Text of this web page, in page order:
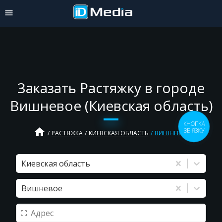
Заказать Растяжку в городе
Вишневое (Киевская область)
home РАСТЯЖКА КИЕВСКАЯ ОБЛАСТЬ ВИШНЕВОЕ
Киевская область
Вишневое
КНОПКА
ЗВ'ЯЗКУ